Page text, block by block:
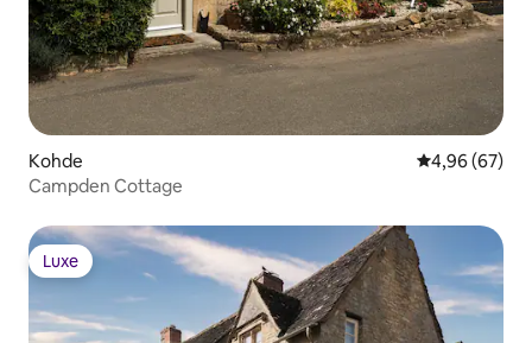
Kohde
4,96 (67)
Campden Cottage
Luxe
Luxe